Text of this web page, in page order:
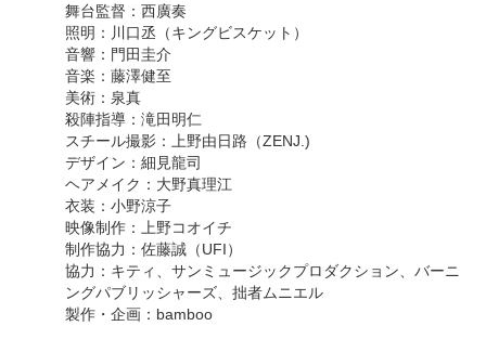
舞台監督：西廣奏
照明：川口丞（キングビスケット）
音響：門田圭介
音楽：藤澤健至
美術：泉真
殺陣指導：滝田明仁
スチール撮影：上野由日路（ZENJ.)
デザイン：細見龍司
ヘアメイク：大野真理江
衣装：小野涼子
映像制作：上野コオイチ
制作協力：佐藤誠（UFI）
協力：キティ、サンミュージックプロダクション、バーニ
ングパブリッシャーズ、拙者ムニエル
製作・企画：bamboo